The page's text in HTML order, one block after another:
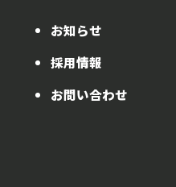
お知らせ
採用情報
お問い合わせ